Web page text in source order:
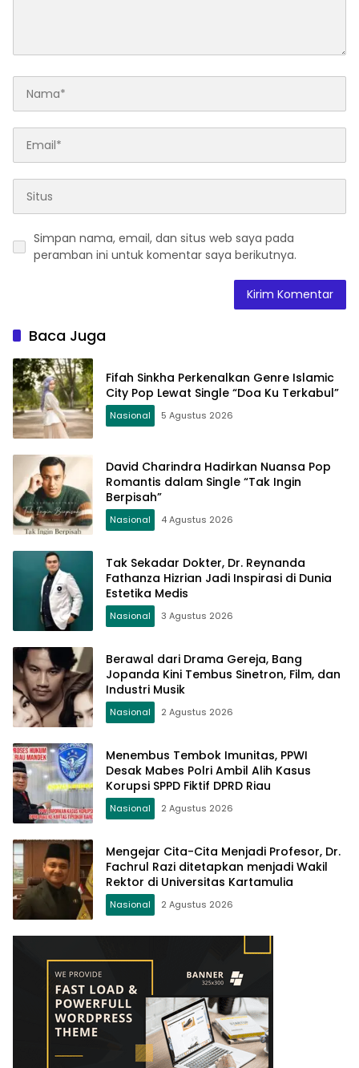
Simpan nama, email, dan situs web saya pada
peramban ini untuk komentar saya berikutnya.
Baca Juga
Fifah Sinkha Perkenalkan Genre Islamic
City Pop Lewat Single “Doa Ku Terkabul”
Nasional 5 Agustus 2026
David Charindra Hadirkan Nuansa Pop
Romantis dalam Single “Tak Ingin
Berpisah”
Nasional 4 Agustus 2026
Tak Sekadar Dokter, Dr. Reynanda
Fathanza Hizrian Jadi Inspirasi di Dunia
Estetika Medis
Nasional 3 Agustus 2026
Berawal dari Drama Gereja, Bang
Jopanda Kini Tembus Sinetron, Film, dan
Industri Musik
Nasional 2 Agustus 2026
Menembus Tembok Imunitas, PPWI
Desak Mabes Polri Ambil Alih Kasus
Korupsi SPPD Fiktif DPRD Riau
Nasional 2 Agustus 2026
Mengejar Cita-Cita Menjadi Profesor, Dr.
Fachrul Razi ditetapkan menjadi Wakil
Rektor di Universitas Kartamulia
Nasional 2 Agustus 2026